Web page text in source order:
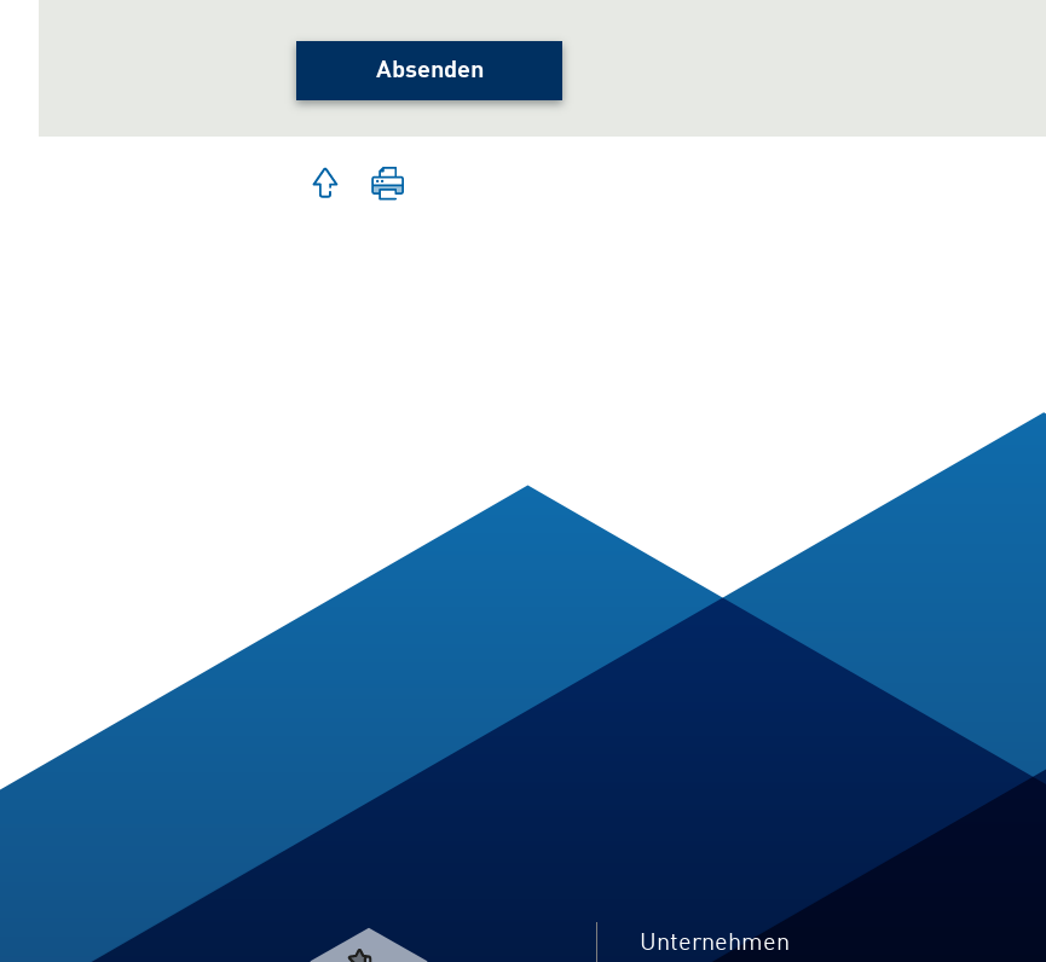
Absenden
Zum
Seitenanfang
springen
Verweis
zum
Unternehmen